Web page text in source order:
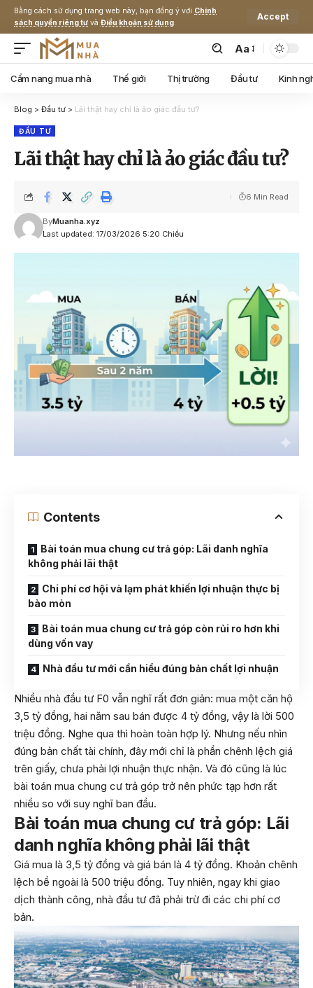
Bằng cách sử dụng trang web này, bạn đồng ý với Chính
sách quyền riêng tư và Điều khoản sử dụng.
Accept
Aa
Cẩm nang mua nhà Thế giới Thị trường Đầu tư Kinh
Blog > Đầu tư > Lãi thật hay chỉ là ảo giác đầu tư?
ĐẦU TƯ
Lãi thật hay chỉ là ảo giác đầu tư?
Last updated: 17/03/2026 5:20 Chiều
ByMuanha.xyz
6 Min Read
Contents
Bài toán mua chung cư trả góp: Lãi danh nghĩa
không phải lãi thật
Chi phí cơ hội và lạm phát khiến lợi nhuận thực bị
bào mòn
Bài toán mua chung cư trả góp còn rủi ro hơn khi
dùng vốn vay
Nhà đầu tư mới cần hiểu đúng bản chất lợi nhuận
Nhiều nhà đầu tư F0 vẫn nghĩ rất đơn giản: mua một căn hộ
3,5 tỷ đồng, hai năm sau bán được 4 tỷ đồng, vậy là lời 500
triệu đồng. Nghe qua thì hoàn toàn hợp lý. Nhưng nếu nhìn
đúng bản chất tài chính, đây mới chỉ là phần chênh lệch giá
trên giấy, chưa phải lợi nhuận thực nhận. Và đó cũng là lúc
bài toán mua chung cư trả góp trở nên phức tạp hơn rất
nhiều so với suy nghĩ ban đầu.
Bài toán mua chung cư trả góp: Lãi
danh nghĩa không phải lãi thật
Giá mua là 3,5 tỷ đồng và giá bán là 4 tỷ đồng. Khoản chênh
lệch bề ngoài là 500 triệu đồng. Tuy nhiên, ngay khi giao
dịch thành công, nhà đầu tư đã phải trừ đi các chi phí cơ
bản.